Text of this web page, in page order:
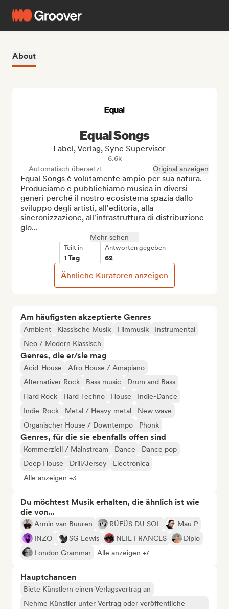
About
Am häufigsten akzeptierte Genres
Ambient Klassische Musik Filmmusik
Instrumental
Neo / Modern Klassisch
Genres, die er/sie mag
Acid-House
Afro House / Amapiano
Alternativer Rock
Bass music
Drum and Bass
Hard Rock
Hard Techno House
Indie-Dance
Indie-Rock
Metal / Heavy metal
New wave
Organischer House / Downtempo
Phonk
Genres, für die sie ebenfalls offen sind
Kommerziell / Mainstream Dance
Dance pop
Deep House
Drill/Jersey
Electronica
Alle anzeigen +3
Du möchtest Musik erhalten, die ähnlich ist wie
die von...
Armin van Buuren RÜFÜS DU SOL
Mau P
INZO
SG Lewis NEIL FRANCES
Diplo
London Grammar
Alle anzeigen +7
Hauptchancen
Biete Künstlern einen Verlagsvertrag an
Nehme Künstler unter Vertrag oder veröffentliche
Equal Songs
Label, Verlag, Sync Supervisor
6.6k
Automatisch übersetzt
Original anzeigen
Equal Songs è volutamente ampio per sua natura.
Produciamo e pubblichiamo musica in diversi
generi perché il nostro ecosistema spazia dallo
sviluppo degli artisti, all'editoria, alla
sincronizzazione, all'infrastruttura di distribuzione
glo...
Mehr sehen
Teilt in
1 Tag
Antworten gegeben
62
Ähnliche Kuratoren anzeigen